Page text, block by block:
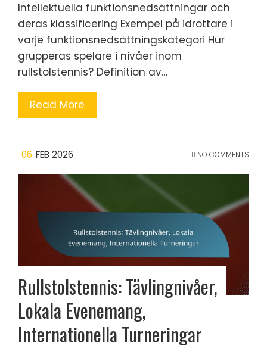
Intellektuella funktionsnedsättningar och
deras klassificering Exempel på idrottare i
varje funktionsnedsättningskategori Hur
grupperas spelare i nivåer inom
rullstolstennis? Definition av…
Read More
06 FEB 2026 NO COMMENTS
Rullstolstennis: Tävlingnivåer,
Lokala Evenemang,
Internationella Turneringar